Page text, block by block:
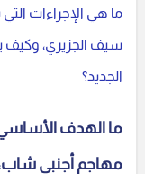
ما هي الإجراءات التي
سيف الجزيري، وكيف
الجديد؟
ما الهدف
مهاجم أجنبي